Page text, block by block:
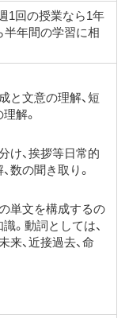
1回の授業なら1年
半年間の学習に相
と文意の理解、短
解。
け、挨拶等日常的
数の聞き取り。
単文を構成するの
。動詞としては、
来、近接過去、命